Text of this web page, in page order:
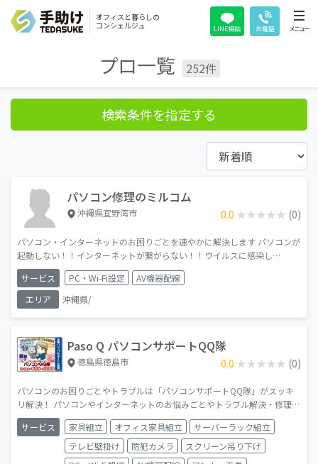
オフィスと暮らしの
コンシェルジュ
LINE相談 お電話 メニュー
プロ一覧 252件
検索条件を指定する
パソコン修理のミルコム
沖縄県宜野湾市 0.0 ★★★★★
★★★★★ (0)
パソコン・インターネットのお困りごとを速やかに解決します パソコンが
起動しない！！インターネットが繋がらない！！ウイルスに感染し
た？？！！突然トラブルが起きても、最短当日中に数時間で訪問が可能で
す。
サービス PC・Wi-Fi設定
AV機器配線
エリア
沖縄県/
Paso Q パソコンサポートQQ隊
徳島県徳島市 0.0 ★★★★★
★★★★★ (0)
パソコンのお困りごとやトラブルは「パソコンサポートQQ隊」がスッキ
リ解決！ パソコンやインターネットのお悩みごとやトラブル解決・修理・
設定・設置など、「ワンストップ・サービス」でお客様をサポートいたし
ます。
サービス 家具組立 オフィス家具組立
サーバーラック組立
テレビ壁掛け
防犯カメラ
スクリーン吊り下げ